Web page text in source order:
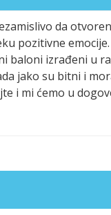
da
pozitivne emocije.
baloni izrađeni u
jako su bitni i
i mi ćemo u